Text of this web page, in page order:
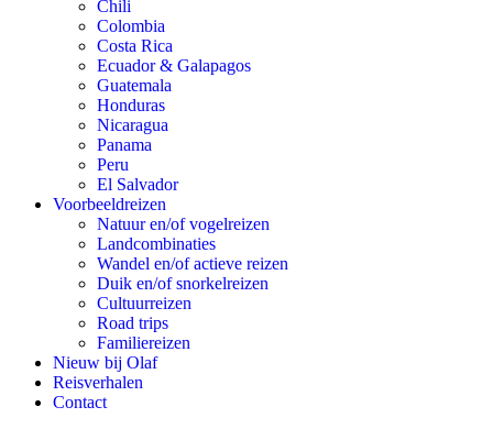
Chili
Colombia
Costa Rica
Ecuador & Galapagos
Guatemala
Honduras
Nicaragua
Panama
Peru
El Salvador
Voorbeeldreizen
Natuur en/of vogelreizen
Landcombinaties
Wandel en/of actieve reizen
Duik en/of snorkelreizen
Cultuurreizen
Road trips
Familiereizen
Nieuw bij Olaf
Reisverhalen
Contact